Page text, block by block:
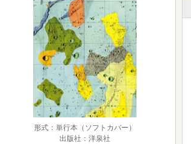
形式：単行本（ソフトカバー）
出版社：洋泉社